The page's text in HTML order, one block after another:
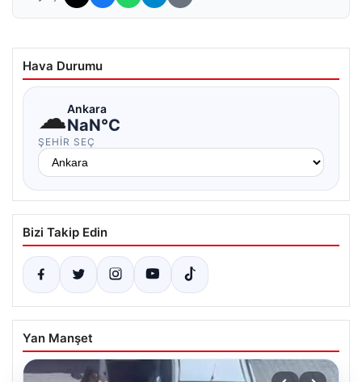
Hava Durumu
☁Ankara
NaN°C
ŞEHIR SEÇ
Bizi Takip Edin
Yan Manşet